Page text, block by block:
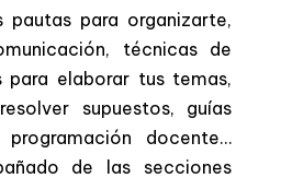
pautas para organizarte,
técnicas de
para elaborar tus temas,
supuestos, guías
docente…
de las secciones